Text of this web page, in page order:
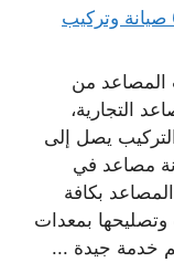
صيانة مصاعد في الكويت 65542233 صيانة وتركيب
المصاعد من
التجارية،
يصل إلى
مصاعد في
بكافة
وتصليحها بمعدات
خدمة جيدة ...